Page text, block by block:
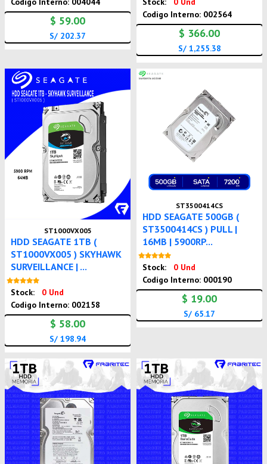
$ 59.00
S/ 202.37
Codigo Interno: 002564
$ 366.00
S/ 1,255.38
ST1000VX005
HDD SEAGATE 1TB (
ST1000VX005 ) SKYHAWK
SURVEILLANCE | ...
Stock:
0 Und
Codigo Interno: 002158
$ 58.00
S/ 198.94
ST3500414CS
HDD SEAGATE 500GB (
ST3500414CS ) PULL |
16MB | 5900RP...
Stock:
0 Und
Codigo Interno: 000190
$ 19.00
S/ 65.17